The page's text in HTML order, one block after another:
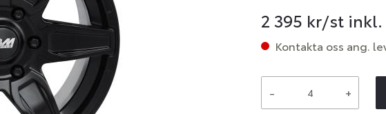
2 395 kr/st inkl.
Kontakta oss ang.
- +